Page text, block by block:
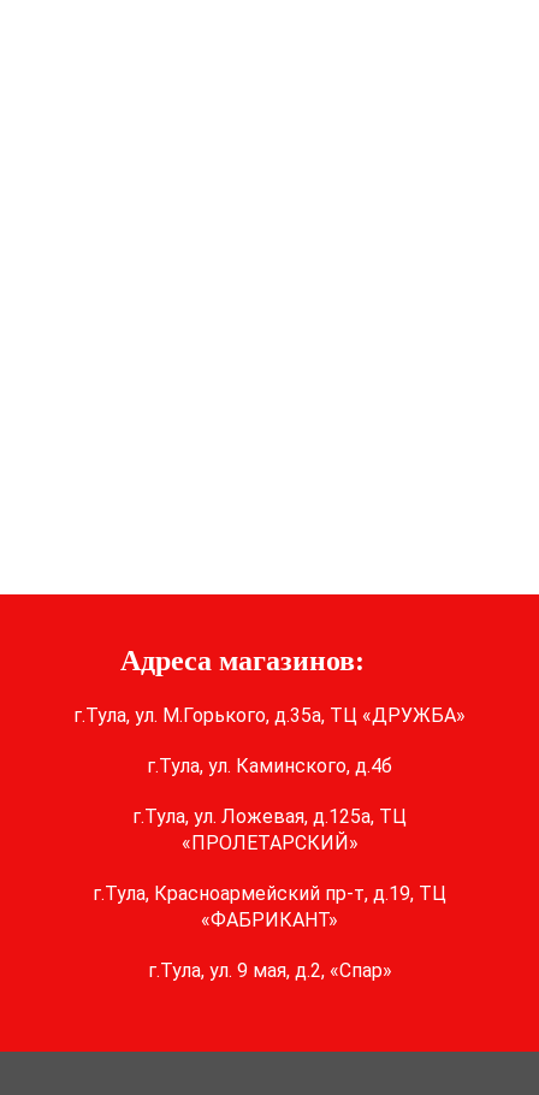
Адреса магазинов:
г.Тула, ул. М.Горького, д.35а, ТЦ «ДРУЖБА»
г.Тула, ул. Каминского, д.4б
г.Тула, ул. Ложевая, д.125а, ТЦ
«ПРОЛЕТАРСКИЙ»
г.Тула, Красноармейский пр-т, д.19, ТЦ
«ФАБРИКАНТ»
г.Тула, ул. 9 мая, д.2, «Спар»